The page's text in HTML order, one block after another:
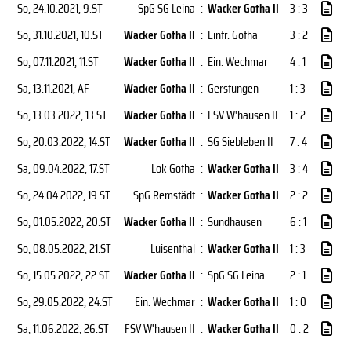
So, 24.10.2021, 9.ST SpG SG Leina : Wacker Gotha II 3 : 3
So, 31.10.2021, 10.ST Wacker Gotha II : Eintr. Gotha
3 : 2
So, 07.11.2021, 11.ST Wacker Gotha II : Ein. Wechmar
4 : 1
Sa, 13.11.2021, AF Wacker Gotha II : Gerstungen
1 : 3
So, 13.03.2022, 13.ST Wacker Gotha II : FSV W'hausen II
1 : 2
So, 20.03.2022, 14.ST Wacker Gotha II : SG Siebleben II
7 : 4
Sa, 09.04.2022, 17.ST Lok Gotha : Wacker Gotha II 3 : 4
So, 24.04.2022, 19.ST SpG Remstädt : Wacker Gotha II 2 : 2
So, 01.05.2022, 20.ST Wacker Gotha II : Sundhausen
6 : 1
So, 08.05.2022, 21.ST Luisenthal : Wacker Gotha II 1 : 3
So, 15.05.2022, 22.ST Wacker Gotha II : SpG SG Leina
2 : 1
So, 29.05.2022, 24.ST Ein. Wechmar : Wacker Gotha II 1 : 0
Sa, 11.06.2022, 26.ST FSV W'hausen II : Wacker Gotha II 0 : 2